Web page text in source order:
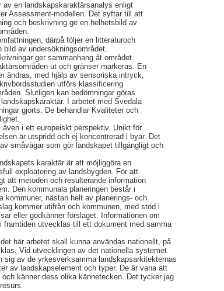
en landskapskaraktärsanalys enligt
Assessment-modellen. Det syftar till att
och beskrivning ge en helhetsbild av
därpå följer en litteraturoch
av undersökningsområdet.
ger sammanhang åt området.
ut och gränser markeras. En
ändras, med hjälp av sensoriska intryck,
utförs klassificering
Slutligen kan bedömningar göras
I arbetet med Svedala
gjorts. De behandlar Kvaliteter och
även i ett europeiskt perspektiv. Unikt för
är utspridd och ej koncentrerad i byar. Det
småvägar som gör landskapet tillgängligt och
karaktär är att möjliggöra en
exploatering av landsbygden. För att
att metoden och resulterande information
Den kommunala planeringen består i
kommuner, nästan helt av planerings- och
kommer utifrån och kommunen, med stöd i
eller godkänner förslaget. Informationen om
framtiden utvecklas till ett dokument med samma
här arbetet skall kunna användas nationellt, på
Vid utvecklingen av det nationella systemet
sig av de yrkesverksamma landskapsarkitekternas
av landskapselement och typer. De är vana att
känner dess olika kännetecken. Det tycker jag